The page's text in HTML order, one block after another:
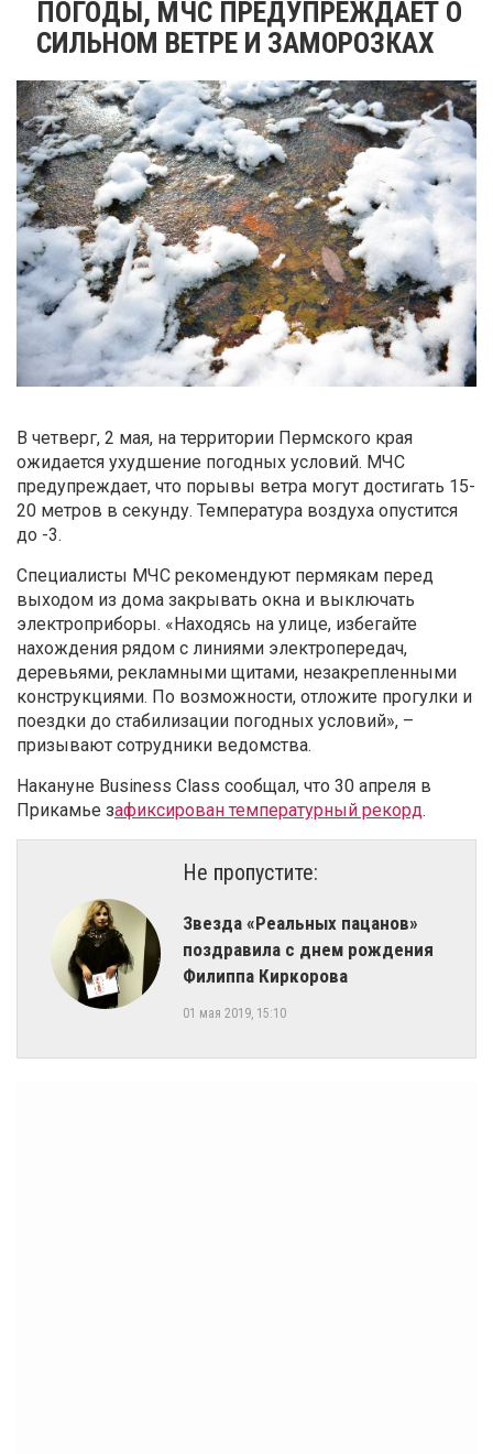
ПОГОДЫ, МЧС ПРЕДУПРЕЖДАЕТ О
СИЛЬНОМ ВЕТРЕ И ЗАМОРОЗКАХ
В четверг, 2 мая, на территории Пермского края
ожидается ухудшение погодных условий. МЧС
предупреждает, что порывы ветра могут достигать 15-
20 метров в секунду. Температура воздуха опустится
до -3.
Специалисты МЧС рекомендуют пермякам перед
выходом из дома закрывать окна и выключать
электроприборы. «Находясь на улице, избегайте
нахождения рядом с линиями электропередач,
деревьями, рекламными щитами, незакрепленными
конструкциями. По возможности, отложите прогулки и
поездки до стабилизации погодных условий», –
призывают сотрудники ведомства.
Накануне Business Class сообщал, что 30 апреля в
Прикамье зафиксирован температурный рекорд.
Не пропустите:
Звезда «Реальных пацанов»
поздравила с днем рождения
Филиппа Киркорова
01 мая 2019, 15:10